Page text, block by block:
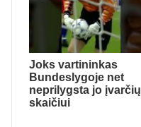
Joks vartininkas
Bundeslygoje net
neprilygsta jo įvarčių
skaičiui